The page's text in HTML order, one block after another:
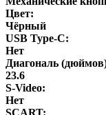
Цвет:
Чёрный
USB Type-C:
Нет
Диагональ
23.6
S-Video:
Нет
SCART: